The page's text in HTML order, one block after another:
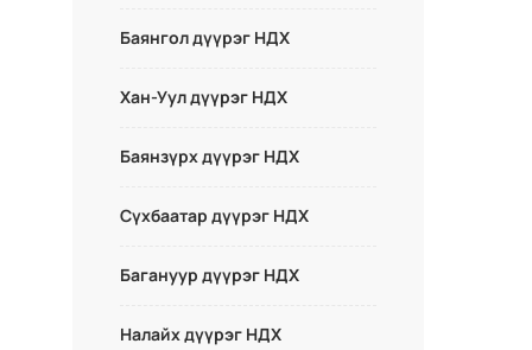
Баянгол дүүрэг НДХ
Хан-Уул дүүрэг НДХ
Баянзүрх дүүрэг НДХ
Сүхбаатар дүүрэг НДХ
Багануур дүүрэг НДХ
Налайх дүүрэг НДХ